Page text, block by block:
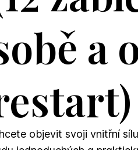
a
objevit svoji vnitřní